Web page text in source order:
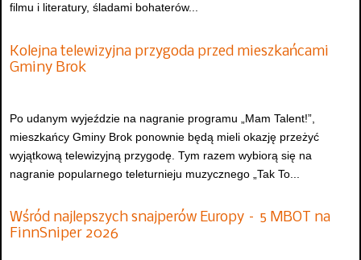
filmu i literatury, śladami bohaterów...
Kolejna telewizyjna przygoda przed mieszkańcami
Gminy Brok
Po udanym wyjeździe na nagranie programu „Mam Talent!”,
mieszkańcy Gminy Brok ponownie będą mieli okazję przeżyć
wyjątkową telewizyjną przygodę. Tym razem wybiorą się na
nagranie popularnego teleturnieju muzycznego „Tak To...
Wśród najlepszych snajperów Europy – 5 MBOT na
FinnSniper 2026